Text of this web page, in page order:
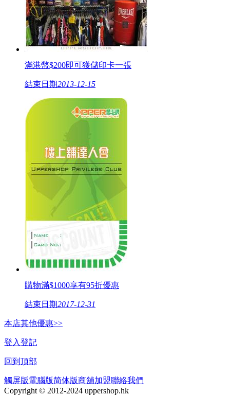
滿港幣$200即可獲儲印卡一張
結束日期2013-12-15
購物滿$1000享有95折優惠
結束日期2017-12-31
本店其他優惠>>
登入登記
回到頂部
觸屏版電腦版简体版商舖加盟聯絡我們
Copyright © 2012-2024 uppershop.hk